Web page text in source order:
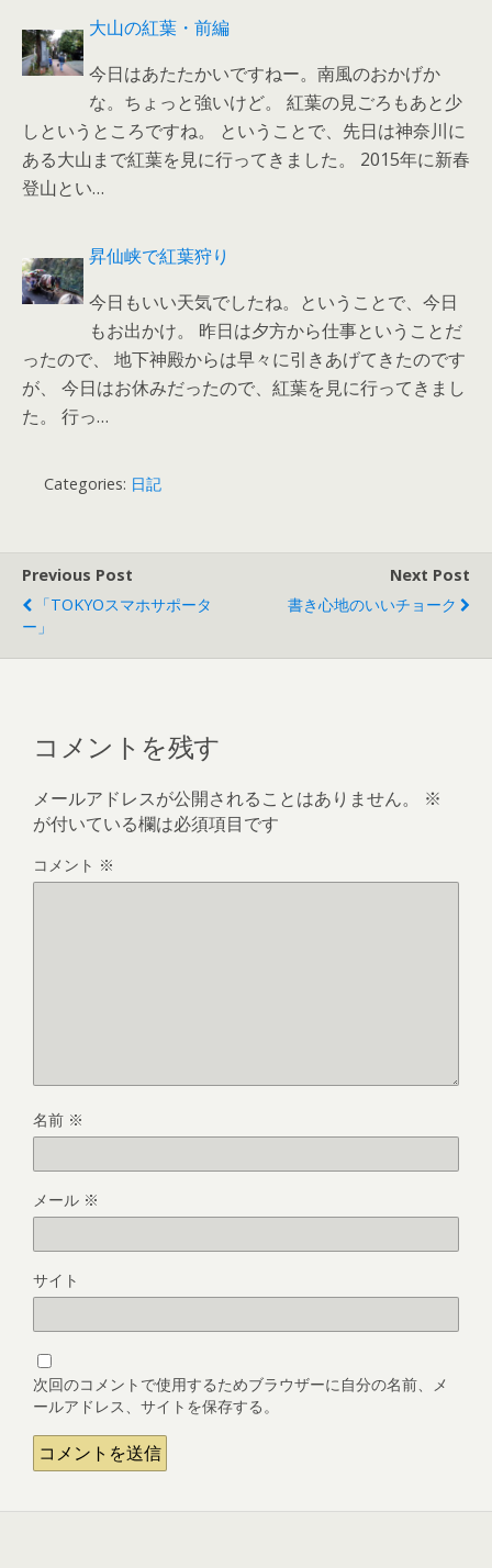
大山の紅葉・前編
今日はあたたかいですねー。南風のおかげか
な。ちょっと強いけど。 紅葉の見ごろもあと少
しというところですね。 ということで、先日は神奈川に
ある大山まで紅葉を見に行ってきました。 2015年に新春
登山とい…
昇仙峡で紅葉狩り
今日もいい天気でしたね。ということで、今日
もお出かけ。 昨日は夕方から仕事ということだ
ったので、 地下神殿からは早々に引きあげてきたのです
が、 今日はお休みだったので、紅葉を見に行ってきまし
た。 行っ…
Categories: 日記
Previous Post
「TOKYOスマホサポータ
ー」
Next Post
書き心地のいいチョーク
コメントを残す
メールアドレスが公開されることはありません。
※
が付いている欄は必須項目です
コメント ※
名前 ※
メール ※
サイト
次回のコメントで使用するためブラウザーに自分の名前、メ
ールアドレス、サイトを保存する。